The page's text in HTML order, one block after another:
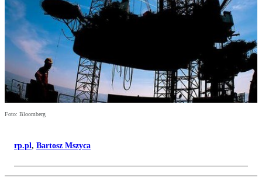
Foto: Bloomberg
rp.pl, Bartosz Mszyca